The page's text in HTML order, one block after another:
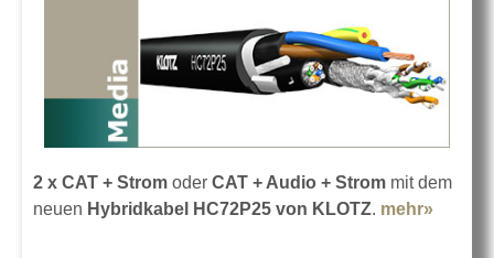
2 x CAT + Strom oder CAT + Audio + Strom mit dem
neuen Hybridkabel HC72P25 von KLOTZ. mehr»